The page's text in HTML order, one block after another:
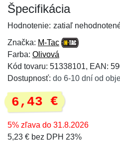
Špecifikácia
Hodnotenie: zatiaľ
Značka: M-Tac
Farba: Olivová
Kód tovaru: 51338101, EAN:
Dostupnosť: do 6-10 dní od
6,43 €
5% zľava do 31.8.2026
5,23 € bez DPH 23%